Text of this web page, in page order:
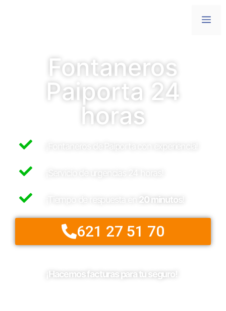
Fontaneros
Paiporta 24
horas
¡Fontaneros de Paiporta con experiencia!
¡Servicio de urgencias 24 horas!
¡Tiempo de respuesta en 20 minutos
621 27 51 70
¡Hacemos facturas para tu seguro!